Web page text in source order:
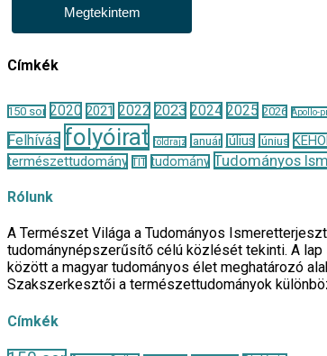
Megtekintem
Címkék
150 sor 2020 2021 2022 2023 2024 2025 2026 Apollo-
Felhívás folyóirat földrajz január július június
természettudomány TIT tudomány Tudományos
Rólunk
A Természet Világa a Tudományos
tudománynépszerűsítő célú közlését tekinti. A
között a magyar tudományos élet meghatározó
Szakszerkesztői a természettudományok
Címkék